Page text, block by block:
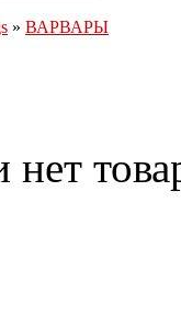
» ВАРВАРЫ
нет